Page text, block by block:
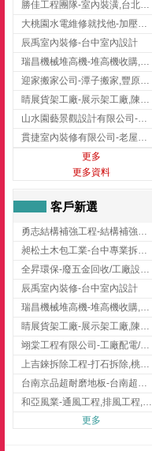
勝佳工程團隊-室內裝潢,台北房屋裝修,三重室內裝修
大桃園水電維修就找他-加壓馬達,抽水馬達,桃園水電行,中壢水電
辰禹室內裝修-台中室內設計
瑞昌機械堆高機-堆高機收購,新北市堆高機,桃園堆高機
迎家搬家公司-潭子搬家,豐原搬家,大雅搬家,大甲搬家,台中推薦搬家,台中搬家
睛展貨架工廠-展示架工廠,陳列架,台中展示架工廠
山水園藝景觀設計有限公司-景觀工程,景觀設計,新竹園藝工程,新竹景觀設計
貫捷室內裝修有限公司-老屋翻新工程,台中老屋翻新工程,台中舊屋翻新
更多
更多資料
客戶新選
勇志結構補強工程-結構補強工程 ,桃園結構補強工程,龍潭結構補強工程
昶松土木包工業-台中專業拆除工程/挖土機出租
全昇環保-廢五金回收/工廠設備收購/機械設備回收/高價收購廠房設備
辰禹室內裝修-台中室內設計
瑞昌機械堆高機-堆高機收購,新北市堆高機,桃園堆高機
睛展貨架工廠-展示架工廠,陳列架,台中展示架工廠
翊棠工程有限公司-工廠配電/高雄消防機電公司
上吉錸拆除工程-打石拆除,桃園打石拆除,桃園拆除工程
台南京品超耐磨地板-台南超耐磨地板
和亞風業-通風工程,排風工程,彰化通風工程,彰化排風工程
更多